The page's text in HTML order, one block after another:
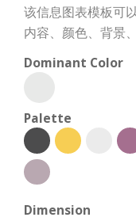
该信息图表模板可
内容、颜色、背景
Dominant Color
Palette
Dimension